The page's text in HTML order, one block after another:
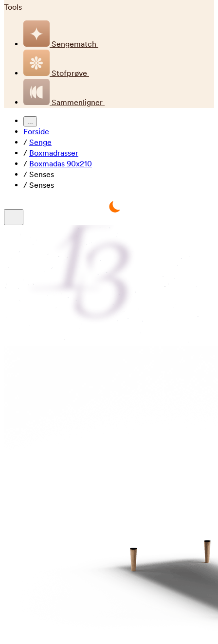
Tools
Sengematch
Stofprøve
Sammenligner
...
Forside
/ Senge
/ Boxmadrasser
/ Boxmadas 90x210
/ Senses
/ Senses